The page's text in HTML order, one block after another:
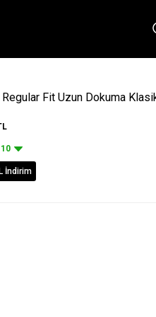
Fit Uzun Dokuma
İndirim